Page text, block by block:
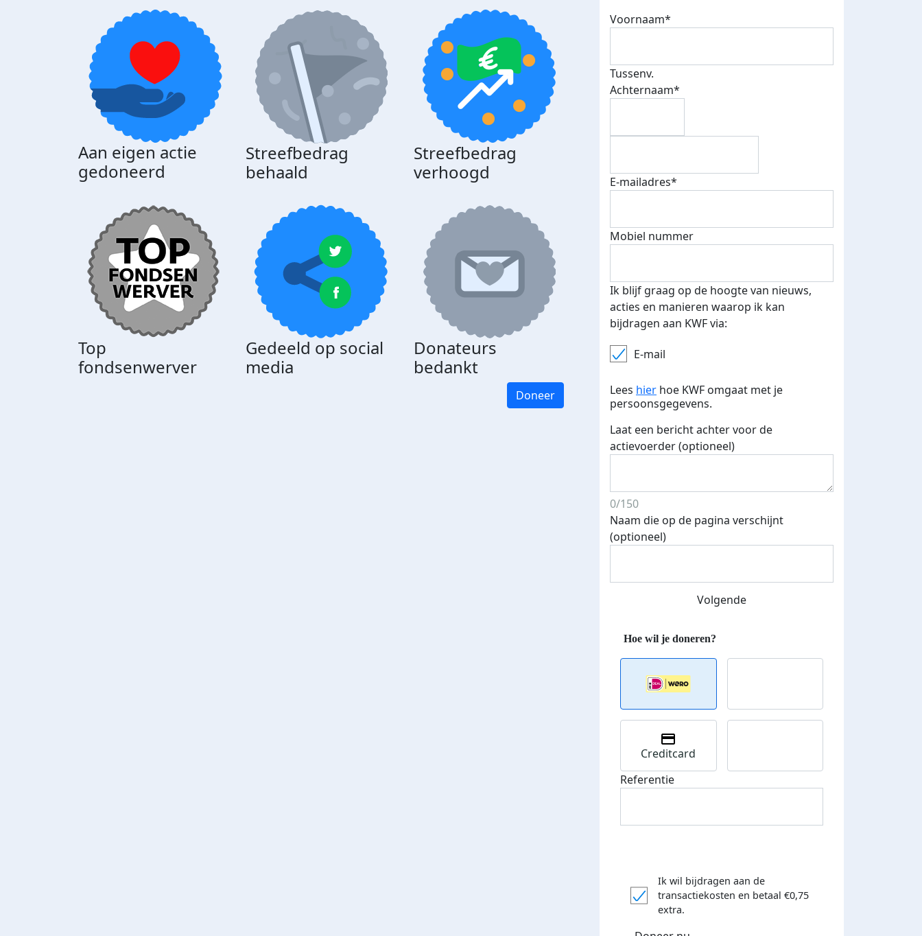
Aan eigen actie
gedoneerd
Streefbedrag
behaald
Streefbedrag
verhoogd
Top
fondsenwerver
Gedeeld op social
media
Donateurs
bedankt
Doneer
Voornaam*
Tussenv.
Achternaam*
E-mailadres*
Mobiel nummer
Ik blijf graag op de hoogte van nieuws,
acties en manieren waarop ik kan
bijdragen aan KWF via:
E-mail
Lees hier hoe KWF omgaat met je
persoonsgegevens.
Laat een bericht achter voor de
actievoerder (optioneel)
0/150
Naam die op de pagina verschijnt
(optioneel)
Volgende
Creditcard
Referentie
Ik wil bijdragen aan de
transactiekosten en betaal €0,75
extra.